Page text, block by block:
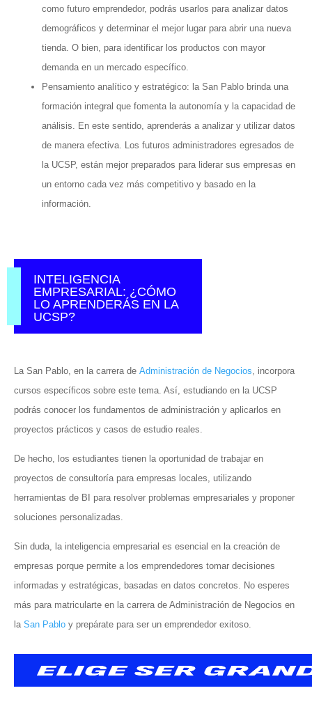
como futuro emprendedor, podrás usarlos para analizar datos
demográficos y determinar el mejor lugar para abrir una nueva
tienda. O bien, para identificar los productos con mayor
demanda en un mercado específico.
Pensamiento analítico y estratégico: la San Pablo brinda una
formación integral que fomenta la autonomía y la capacidad de
análisis. En este sentido, aprenderás a analizar y utilizar datos
de manera efectiva. Los futuros administradores egresados de
la UCSP, están mejor preparados para liderar sus empresas en
un entorno cada vez más competitivo y basado en la
información.
INTELIGENCIA
EMPRESARIAL: ¿CÓMO
LO APRENDERÁS EN LA
UCSP?
La San Pablo, en la carrera de Administración de Negocios, incorpora
cursos específicos sobre este tema. Así, estudiando en la UCSP
podrás conocer los fundamentos de administración y aplicarlos en
proyectos prácticos y casos de estudio reales.
De hecho, los estudiantes tienen la oportunidad de trabajar en
proyectos de consultoría para empresas locales, utilizando
herramientas de BI para resolver problemas empresariales y proponer
soluciones personalizadas.
Sin duda, la inteligencia empresarial es esencial en la creación de
empresas porque permite a los emprendedores tomar decisiones
informadas y estratégicas, basadas en datos concretos. No esperes
más para matricularte en la carrera de Administración de Negocios en
la San Pablo y prepárate para ser un emprendedor exitoso.